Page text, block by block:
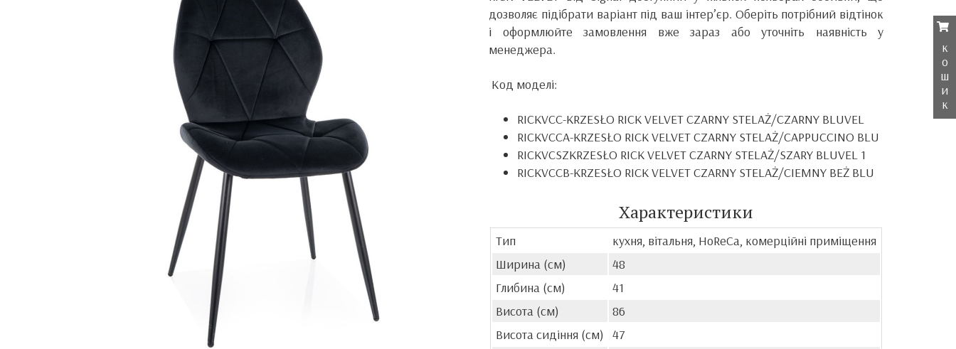
дозволяє підібрати варіант під ваш інтер’єр. Оберіть потрібний відтінок
і оформлюйте замовлення вже зараз або уточніть наявність у
менеджера.
Код моделі:
RICKVCC-KRZESŁO RICK VELVET CZARNY STELAŻ/CZARNY BLUVEL
RICKVCCA-KRZESŁO RICK VELVET CZARNY STELAŻ/CAPPUCCINO BLU
RICKVCSZKRZESŁO RICK VELVET CZARNY STELAŻ/SZARY BLUVEL 1
RICKVCCB-KRZESŁO RICK VELVET CZARNY STELAŻ/CIEMNY BEŻ BLU
Характеристики
Тип
кухня, вітальня, HoReCa, комерційні приміщення
Ширина (см)
48
Глибина (см)
41
Висота (см)
86
Висота сидіння (см)
47
к
о
ш
и
к